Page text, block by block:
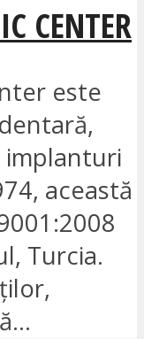
CENTER
este
implanturi
această
Turcia.